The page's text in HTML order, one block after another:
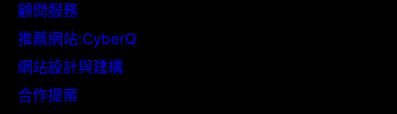
顧問服務
推薦網站:CyberQ
網站設計與建構
合作提案